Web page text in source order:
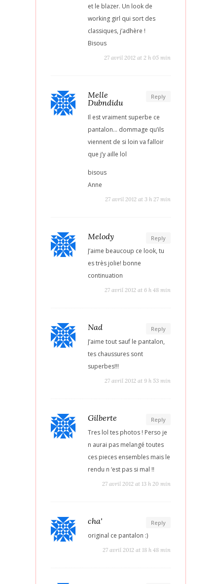
et le blazer. Un look de
working girl qui sort des
classiques, j’adhère !
Bisous
27 avril 2012 at 2 h 05 min
Reply
Melle
Dubndidu
Il est vraiment superbe ce
pantalon… dommage qu’ils
viennent de si loin va falloir
que j’y aille lol
bisous
Anne
27 avril 2012 at 3 h 27 min
Reply
Melody
J’aime beaucoup ce look, tu
es très jolie! bonne
continuation
27 avril 2012 at 6 h 48 min
Reply
Nad
J’aime tout sauf le pantalon,
tes chaussures sont
superbes!!!
27 avril 2012 at 9 h 53 min
Reply
Gilberte
Tres lol tes photos ! Perso je
n aurai pas melangé toutes
ces pieces ensembles mais le
rendu n ‘est pas si mal !!
27 avril 2012 at 13 h 20 min
Reply
cha'
original ce pantalon :)
27 avril 2012 at 18 h 48 min